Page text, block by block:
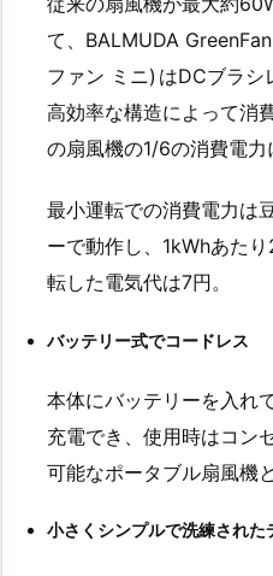
て、BALMUDA
ファン ミニ) はDCブラシ
高効率な構造によって消
の扇風機の1/6の消費電力
最小運転での消費電力は
ーで動作し、1kWhあた
転した電気代は7円。
バッテリー式でコードレス
本体にバッテリーを入れ
充電でき、使用時はコン
可能なポータブル扇風機
小さくシンプルで洗練された